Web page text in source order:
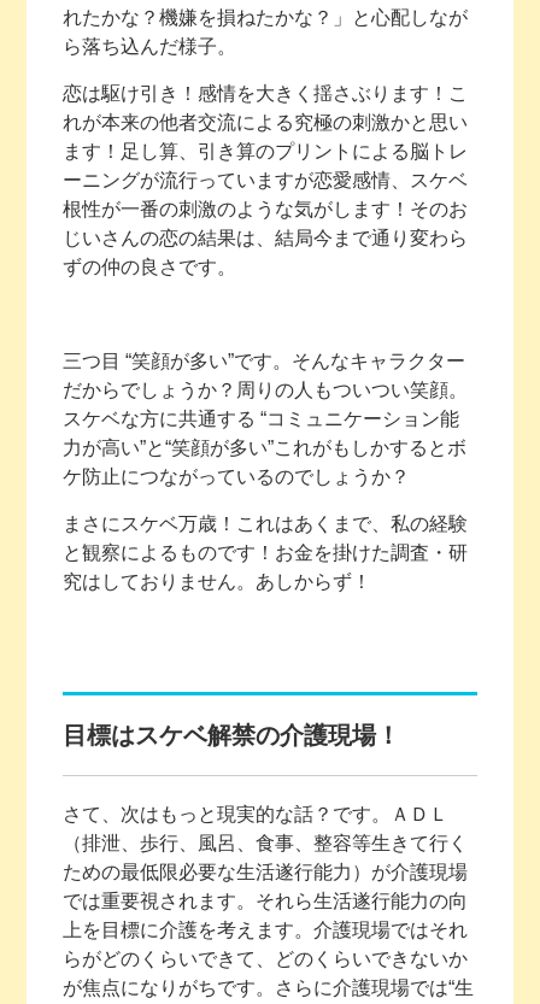
れたかな？機嫌を損ねたかな？」と心配しなが
ら落ち込んだ様子。
恋は駆け引き！感情を大きく揺さぶります！こ
れが本来の他者交流による究極の刺激かと思い
ます！足し算、引き算のプリントによる脳トレ
ーニングが流行っていますが恋愛感情、スケベ
根性が一番の刺激のような気がします！そのお
じいさんの恋の結果は、結局今まで通り変わら
ずの仲の良さです。
三つ目 “笑顔が多い”です。そんなキャラクター
だからでしょうか？周りの人もついつい笑顔。
スケベな方に共通する “コミュニケーション能
力が高い”と“笑顔が多い”これがもしかするとボ
ケ防止につながっているのでしょうか？
まさにスケベ万歳！これはあくまで、私の経験
と観察によるものです！お金を掛けた調査・研
究はしておりません。あしからず！
目標はスケベ解禁の介護現場！
さて、次はもっと現実的な話？です。ＡＤＬ
（排泄、歩行、風呂、食事、整容等生きて行く
ための最低限必要な生活遂行能力）が介護現場
では重要視されます。それら生活遂行能力の向
上を目標に介護を考えます。介護現場ではそれ
らがどのくらいできて、どのくらいできないか
が焦点になりがちです。さらに介護現場では“生